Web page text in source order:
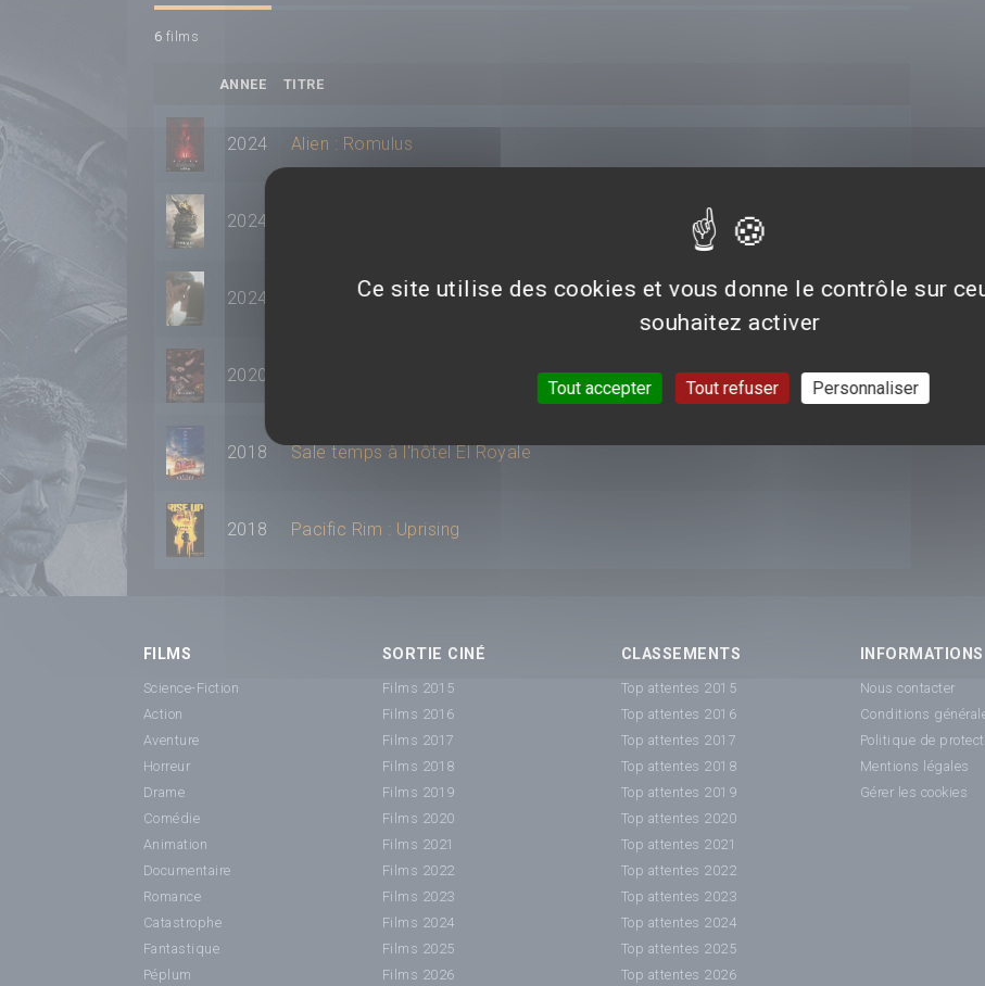
6 films
ANNEE TITRE
2024 Alien : Romulus
2024
2024
2020 The Craft : Les Nouvelles Sorcières
2018 Sale temps à l'hôtel El Royale
2018 Pacific Rim : Uprising
FILMS
Science-Fiction
Action
Aventure
Horreur
Drame
Comédie
Animation
Documentaire
Romance
Catastrophe
Fantastique
Péplum
SORTIE CINÉ
Films 2015
Films 2016
Films 2017
Films 2018
Films 2019
Films 2020
Films 2021
Films 2022
Films 2023
Films 2024
Films 2025
Films 2026
CLASSEMENTS
Top attentes 2015
Top attentes 2016
Top attentes 2017
Top attentes 2018
Top attentes 2019
Top attentes 2020
Top attentes 2021
Top attentes 2022
Top attentes 2023
Top attentes 2024
Top attentes 2025
Top attentes 2026
INFORMATIONS
Nous contacter
Conditions
Politique de
Mentions légales
Gérer les cookies
Ce site utilise des cookies et vous donne le contrôle sur
souhaitez activer
Tout accepter Tout refuser Personnaliser